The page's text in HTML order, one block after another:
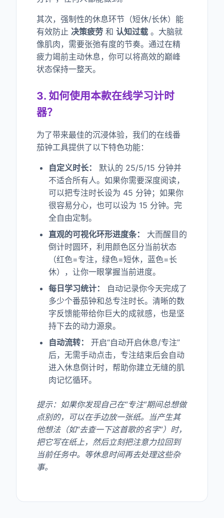
其次，强制性的休息环节（短休/长休）能
有效防止 决策疲劳 和 认知过载 。大脑就
像肌肉，需要张弛有度的节奏。通过在精
疲力竭前主动休息，你可以将高效的巅峰
状态保持一整天。
3. 如何使用本款在线学习计时
器？
为了带来最佳的沉浸体验，我们的在线番
茄钟工具提供了以下特色功能：
自定义时长：
默认的 25/5/15 分钟并
不适合所有人。如果你需要深度阅读，
可以把专注时长设为 45 分钟；如果你
很容易分心，也可以设为 15 分钟。完
全自由定制。
直观的可视化环形进度条：
大而醒目的
倒计时圆环，利用颜色区分当前状态
（红色=专注，绿色=短休，蓝色=长
休），让你一眼掌握当前进度。
每日学习统计：
自动记录你今天完成了
多少个番茄钟和总专注时长。清晰的数
字反馈能带给你巨大的成就感，也是坚
持下去的动力源泉。
自动流转：
开启“自动开启休息/专注”
后，无需手动点击，专注结束后会自动
进入休息倒计时，帮助你建立无缝的肌
肉记忆循环。
提示：如果你发现自己在“专注”期间总想做
点别的，可以在手边放一张纸。当产生其
他想法（如“去查一下这首歌的名字”）时，
把它写在纸上，然后立刻把注意力拉回到
当前任务中。等休息时间再去处理这些杂
事。